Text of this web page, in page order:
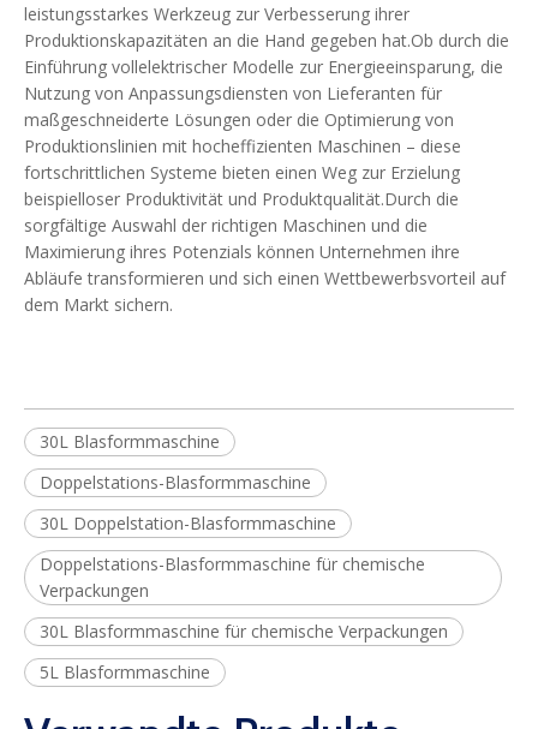
leistungsstarkes Werkzeug zur Verbesserung ihrer
Produktionskapazitäten an die Hand gegeben hat.Ob durch die
Einführung vollelektrischer Modelle zur Energieeinsparung, die
Nutzung von Anpassungsdiensten von Lieferanten für
maßgeschneiderte Lösungen oder die Optimierung von
Produktionslinien mit hocheffizienten Maschinen – diese
fortschrittlichen Systeme bieten einen Weg zur Erzielung
beispielloser Produktivität und Produktqualität.Durch die
sorgfältige Auswahl der richtigen Maschinen und die
Maximierung ihres Potenzials können Unternehmen ihre
Abläufe transformieren und sich einen Wettbewerbsvorteil auf
dem Markt sichern.
30L Blasformmaschine
Doppelstations-Blasformmaschine
30L Doppelstation-Blasformmaschine
Doppelstations-Blasformmaschine für chemische
Verpackungen
30L Blasformmaschine für chemische Verpackungen
5L Blasformmaschine